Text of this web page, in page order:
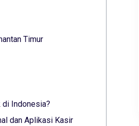
Timur
di Indonesia?
dan Aplikasi Kasir